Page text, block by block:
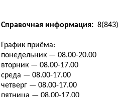
Справочная информация:
График приёма:
понедельник — 08.00-20.00
вторник — 08.00-17.00
среда — 08.00-17.00
четверг — 08.00-17.00